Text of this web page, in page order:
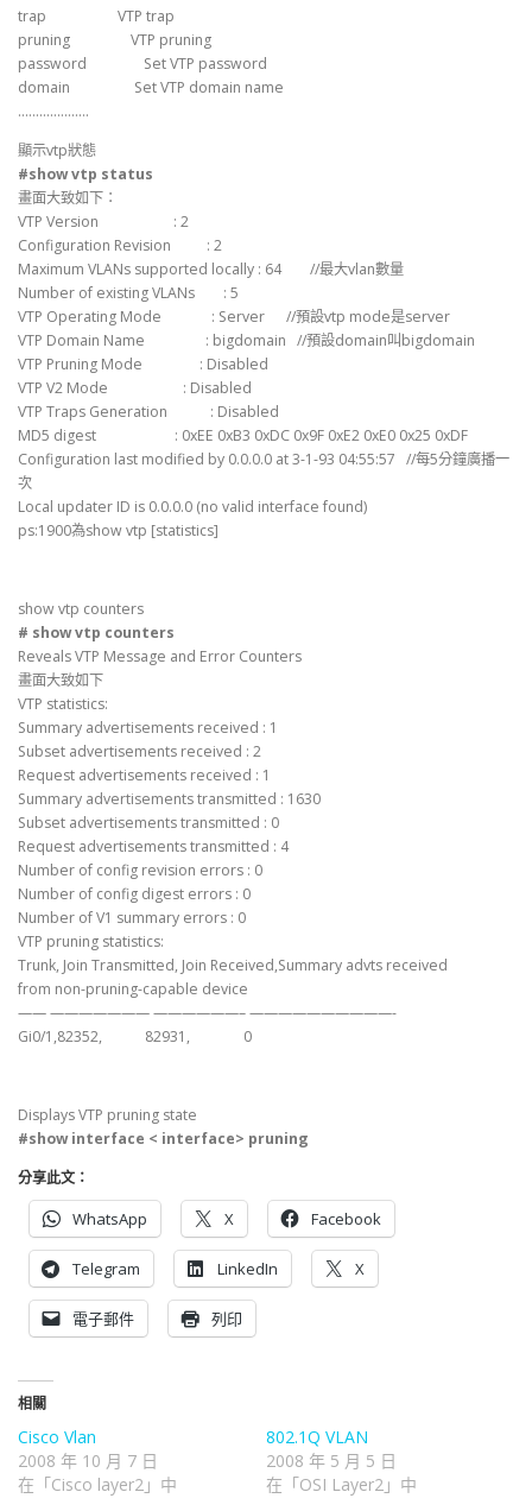
trap VTP trap
pruning VTP pruning
password Set VTP password
domain Set VTP domain name
………………..
顯示vtp狀態
#show vtp status
畫面大致如下：
VTP Version : 2
Configuration Revision : 2
Maximum VLANs supported locally : 64 //最大vlan數量
Number of existing VLANs : 5
VTP Operating Mode : Server //預設vtp mode是server
VTP Domain Name : bigdomain //預設domain叫bigdomain
VTP Pruning Mode : Disabled
VTP V2 Mode : Disabled
VTP Traps Generation : Disabled
MD5 digest : 0xEE 0xB3 0xDC 0x9F 0xE2 0xE0 0x25 0xDF
Configuration last modified by 0.0.0.0 at 3-1-93 04:55:57 //每5分鐘廣播一
次
Local updater ID is 0.0.0.0 (no valid interface found)
ps:1900為show vtp [statistics]
show vtp counters
# show vtp counters
Reveals VTP Message and Error Counters
畫面大致如下
VTP statistics:
Summary advertisements received : 1
Subset advertisements received : 2
Request advertisements received : 1
Summary advertisements transmitted : 1630
Subset advertisements transmitted : 0
Request advertisements transmitted : 4
Number of config revision errors : 0
Number of config digest errors : 0
Number of V1 summary errors : 0
VTP pruning statistics:
Trunk, Join Transmitted, Join Received,Summary advts received
from non-pruning-capable device
—— ——————— ——————– ——————————-
Gi0/1,82352, 82931, 0
Displays VTP pruning state
#show interface < interface> pruning
分享此文：
WhatsApp X Facebook
Telegram LinkedIn X
電子郵件 列印
相關
Cisco Vlan
2008 年 10 月 7 日
在「Cisco layer2」中
802.1Q VLAN
2008 年 5 月 5 日
在「OSI Layer2」中